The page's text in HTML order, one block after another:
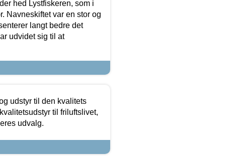
hed Lystfiskeren, som i
Navneskiftet var en stor og
langt bedre det
udvidet sig til at
udstyr til den kvalitets
til friluftslivet,
udvalg.